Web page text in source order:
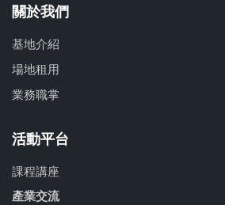
關於我們
基地介紹
場地租用
業務職掌
活動平台
課程講座
產業交流